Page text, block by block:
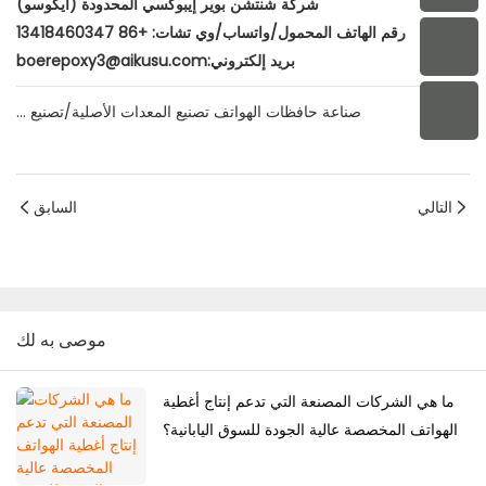
شركة شنتشن بوير إيبوكسي المحدودة (أيكوسو)
رقم الهاتف المحمول/واتساب/وي تشات: +86 13418460347
بريد إلكتروني:boerepoxy3@aikusu.com
صناعة حافظات الهواتف تصنيع المعدات الأصلية/تصنيع ...
السابق التالي
موصى به لك
ما هي الشركات المصنعة التي تدعم إنتاج أغطية
الهواتف المخصصة عالية الجودة للسوق اليابانية؟